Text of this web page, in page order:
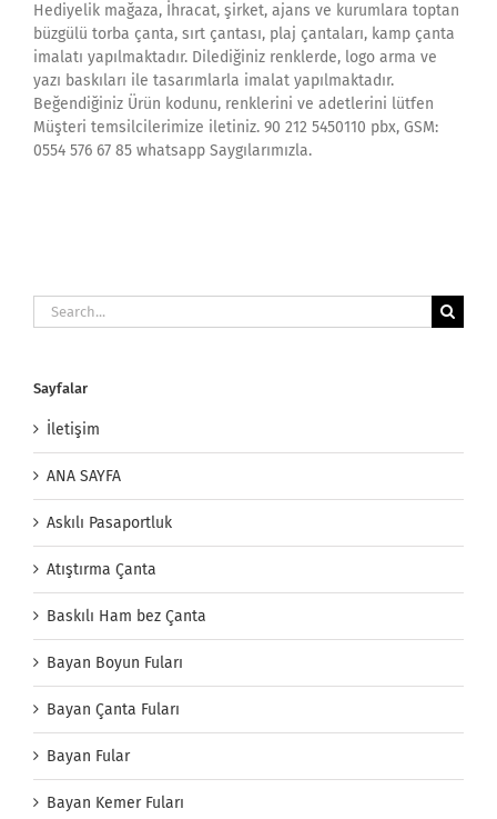
Hediyelik mağaza, İhracat, şirket, ajans ve kurumlara toptan
büzgülü torba çanta, sırt çantası, plaj çantaları, kamp çanta
imalatı yapılmaktadır. Dilediğiniz renklerde, logo arma ve
yazı baskıları ile tasarımlarla imalat yapılmaktadır.
Beğendiğiniz Ürün kodunu, renklerini ve adetlerini lütfen
Müşteri temsilcilerimize iletiniz. 90 212 5450110 pbx, GSM:
0554 576 67 85 whatsapp Saygılarımızla.
Search
for:
Sayfalar
İletişim
ANA SAYFA
Askılı Pasaportluk
Atıştırma Çanta
Baskılı Ham bez Çanta
Bayan Boyun Fuları
Bayan Çanta Fuları
Bayan Fular
Bayan Kemer Fuları